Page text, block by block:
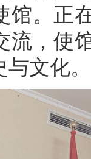
馆。正
流，使
文化。